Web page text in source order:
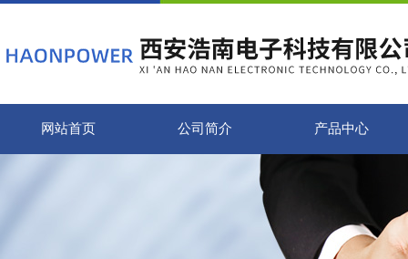
网站首页 公司简介 产品中心